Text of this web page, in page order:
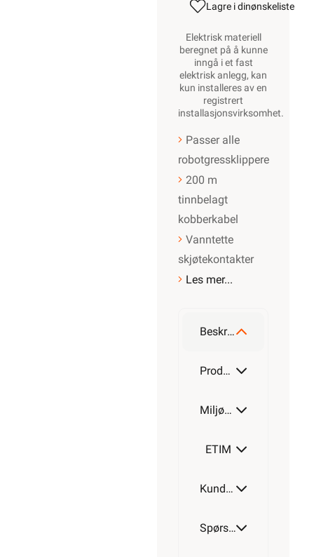
Lagre i dinønskeliste
Elektrisk materiell
beregnet på å kunne
inngå i et fast
elektrisk anlegg, kan
kun installeres av en
registrert
installasjonsvirksomhet.
Passer alle
robotgressklippere
200 m
tinnbelagt
kobberkabel
Vanntette
skjøtekontakter
Les mer...
Beskrivelse
Produktdetaljer
Miljøparametere
ETIM
Kundeomtale
Spørsmål og svar